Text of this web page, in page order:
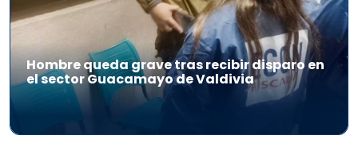
Hombre queda grave tras recibir disparo en
el sector Guacamayo de Valdivia